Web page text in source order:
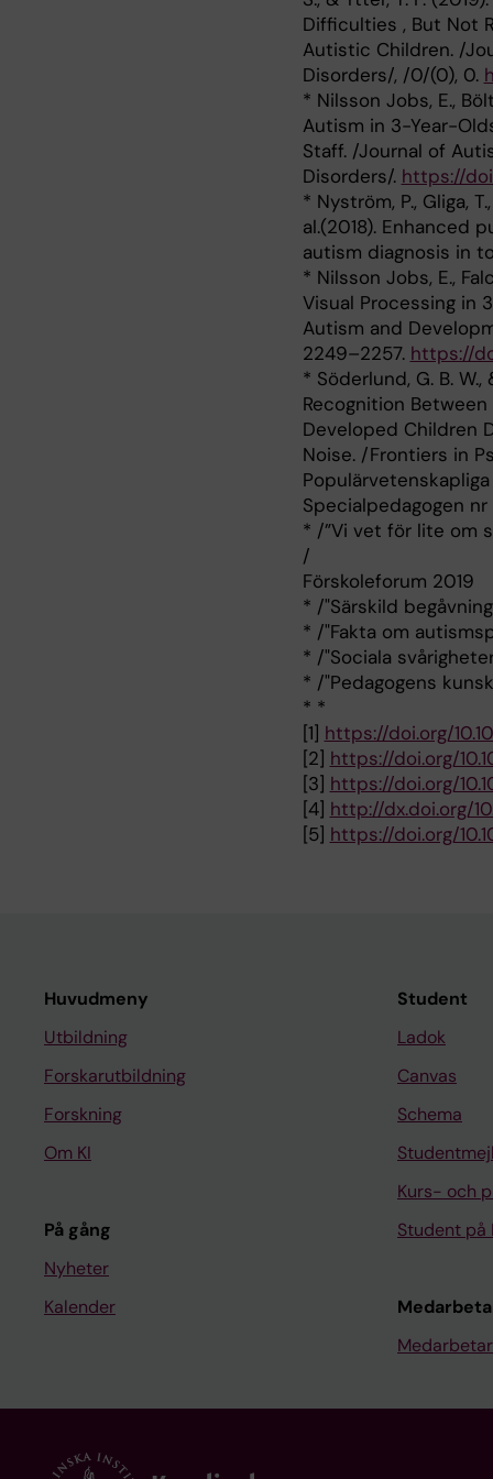
Difficulties , But Not
Autistic Children. /
Disorders/, /0/(0), 0.
* Nilsson Jobs, E.,
Autism in 3-Year-
Staff. /Journal of
Disorders/. https://
* Nyström, P., Gliga,
al.(2018). Enhanced
autism diagnosis in
* Nilsson Jobs, E.,
Visual Processing in
Autism and
2249–2257. https://
* Söderlund, G. B.
Recognition
Developed Children
Noise. /Frontiers in
Specialpedagogen nr
* /”Vi vet för lite om
/
Förskoleforum 2019
* /"Särskild
* /"Fakta om
* /"Sociala
* /"Pedagogens
* *
[1] https://doi.org/
[2] https://doi.org/
[3] https://doi.org/
[4] http://dx.doi.org/
[5] https://doi.org/
Huvudmeny
Utbildning
Forskarutbildning
Forskning
Om KI
På gång
Nyheter
Kalender
Student
Ladok
Canvas
Schema
Kurs- och
Student på